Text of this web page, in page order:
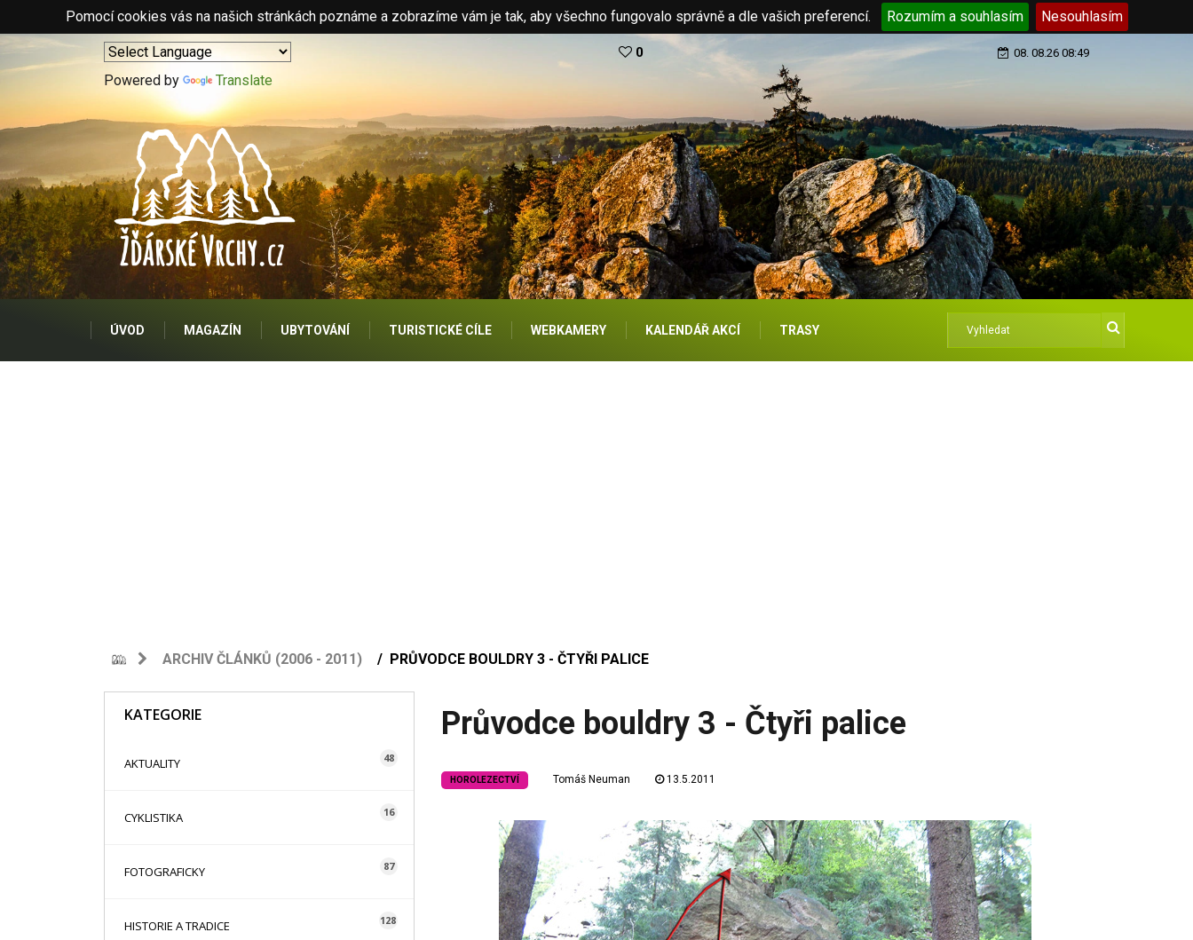
Pomocí cookies vás na našich stránkách poznáme a zobrazíme vám je tak, aby všechno fungovalo správně a dle vašich preferencí. Rozumím a souhlasím Nesouhlasím
Powered by Translate
0 08. 08.26 08:49
ÚVOD MAGAZÍN UBYTOVÁNÍ TURISTICKÉ CÍLE WEBKAMERY KALENDÁŘ AKCÍ TRASY
ARCHIV ČLÁNKŮ (2006 - 2011) PRŮVODCE BOULDRY 3 - ČTYŘI PALICE
KATEGORIE
AKTUALITY 48
CYKLISTIKA 16
FOTOGRAFICKY 87
HISTORIE A TRADICE 128
Průvodce bouldry 3 - Čtyři palice
HOROLEZECTVÍ Tomáš Neuman 13.5.2011